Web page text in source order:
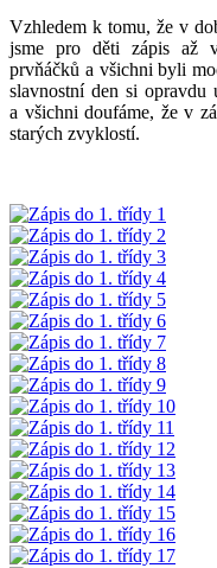
Vzhledem k tomu, že v
jsme pro děti zápis až
prvňáčků a všichni byli
slavnostní den si
a všichni doufáme, že v
starých zvyklostí.